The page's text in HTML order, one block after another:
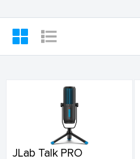
JLab Talk PRO